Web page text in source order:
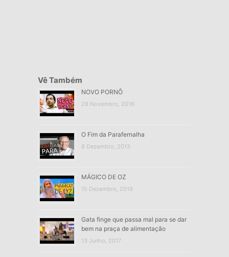
Vê Também
NOVO PORNÔ
28 Novembro, 2016
O Fim da Parafernalha
8 Dezembro, 2013
MÁGICO DE OZ
15 Dezembro, 2019
Gata finge que passa mal para se dar
bem na praça de alimentação
13 Junho, 2017